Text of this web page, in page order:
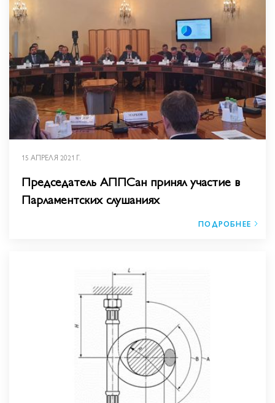
15 АПРЕЛЯ 2021 Г.
Председатель АППСан принял участие в
Парламентских слушаниях
ПОДРОБНЕЕ